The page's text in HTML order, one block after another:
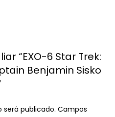
“EXO-6 Star Trek:
Benjamin Sisko
publicado. Campos